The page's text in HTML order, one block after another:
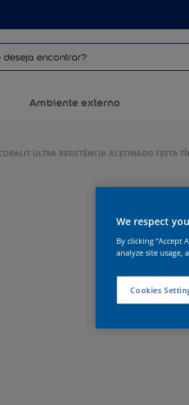
Ambiente externo
ULTRA RESISTÊNCIA ACETINADO FESTA
We respect
By clicking “Accept
analyze site usage,
Cookies